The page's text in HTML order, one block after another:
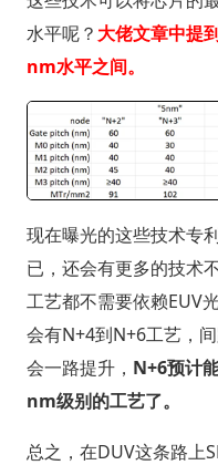
水平呢？ 大佬文章中提
nm水平之间。
现在曝光的这些技术专
已，还会有更多的技术
工艺都不需要依赖EUV
会有N+4到N+6工艺，
会一路提升， N+6预计
nm级别的工艺了。
总之，在DUV这条路上